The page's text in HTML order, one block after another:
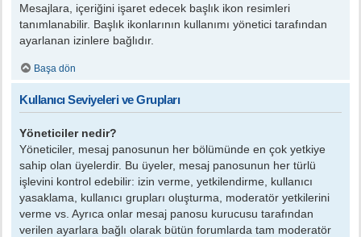
Mesajlara, içeriğini işaret edecek başlık ikon resimleri
tanımlanabilir. Başlık ikonlarının kullanımı yönetici tarafından
ayarlanan izinlere bağlıdır.
Başa dön
Kullanıcı Seviyeleri ve Grupları
Yöneticiler nedir?
Yöneticiler, mesaj panosunun her bölümünde en çok yetkiye
sahip olan üyelerdir. Bu üyeler, mesaj panosunun her türlü
işlevini kontrol edebilir: izin verme, yetkilendirme, kullanıcı
yasaklama, kullanıcı grupları oluşturma, moderatör yetkilerini
verme vs. Ayrıca onlar mesaj panosu kurucusu tarafından
verilen ayarlara bağlı olarak bütün forumlarda tam moderatör